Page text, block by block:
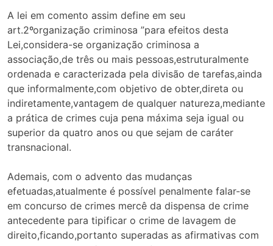
A lei em comento assim define em seu
art.2ºorganização criminosa ”para efeitos desta
Lei,considera-se organização criminosa a
associação,de três ou mais pessoas,estruturalmente
ordenada e caracterizada pela divisão de tarefas,ainda
que informalmente,com objetivo de obter,direta ou
indiretamente,vantagem de qualquer natureza,mediante
a prática de crimes cuja pena máxima seja igual ou
superior da quatro anos ou que sejam de caráter
transnacional.
Ademais, com o advento das mudanças
efetuadas,atualmente é possível penalmente falar-se
em concurso de crimes mercê da dispensa de crime
antecedente para tipificar o crime de lavagem de
direito,ficando,portanto superadas as afirmativas com